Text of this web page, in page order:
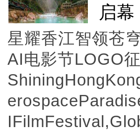
启幕
星耀香江智领苍
AI电影节LOGO